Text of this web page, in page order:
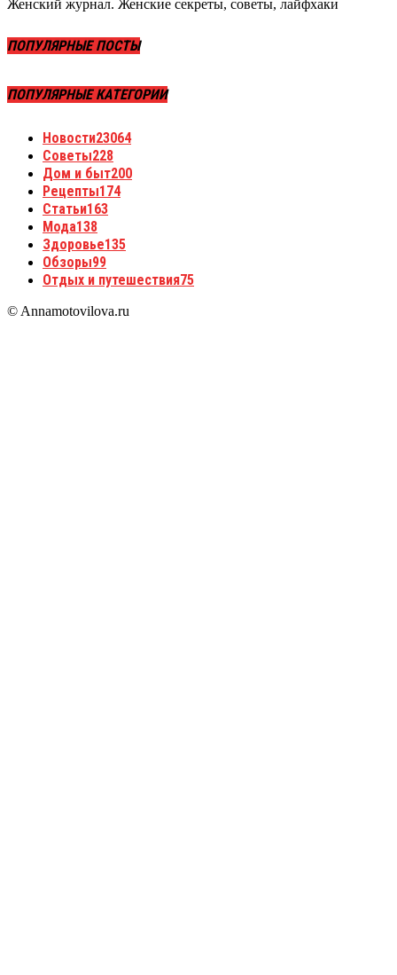
Женский журнал. Женские секреты, советы, лайфхаки
ПОПУЛЯРНЫЕ ПОСТЫ
ПОПУЛЯРНЫЕ КАТЕГОРИИ
Новости23064
Советы228
Дом и быт200
Рецепты174
Статьи163
Мода138
Здоровье135
Обзоры99
Отдых и путешествия75
© Annamotovilova.ru